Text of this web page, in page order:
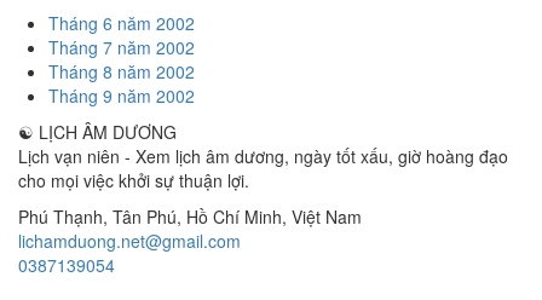
Tháng 6 năm 2002
Tháng 7 năm 2002
Tháng 8 năm 2002
Tháng 9 năm 2002
☯ LỊCH ÂM DƯƠNG
Lịch vạn niên - Xem lịch âm dương, ngày tốt xấu, giờ hoàng đạo
cho mọi việc khởi sự thuận lợi.
Phú Thạnh, Tân Phú, Hồ Chí Minh, Việt Nam
lichamduong.net@gmail.com
0387139054